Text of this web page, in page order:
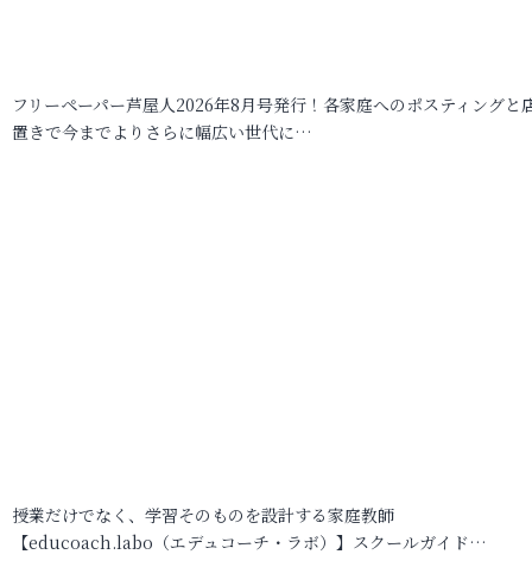
フリーペーパー芦屋人2026年8月号発行！各家庭へのポスティングと
置きで今までよりさらに幅広い世代に…
授業だけでなく、学習そのものを設計する家庭教師
【educoach.labo（エデュコーチ・ラボ）】スクールガイド…